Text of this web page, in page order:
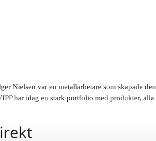
Nielsen var en metallarbetare som skapade
har idag en stark portfolio med produkter,